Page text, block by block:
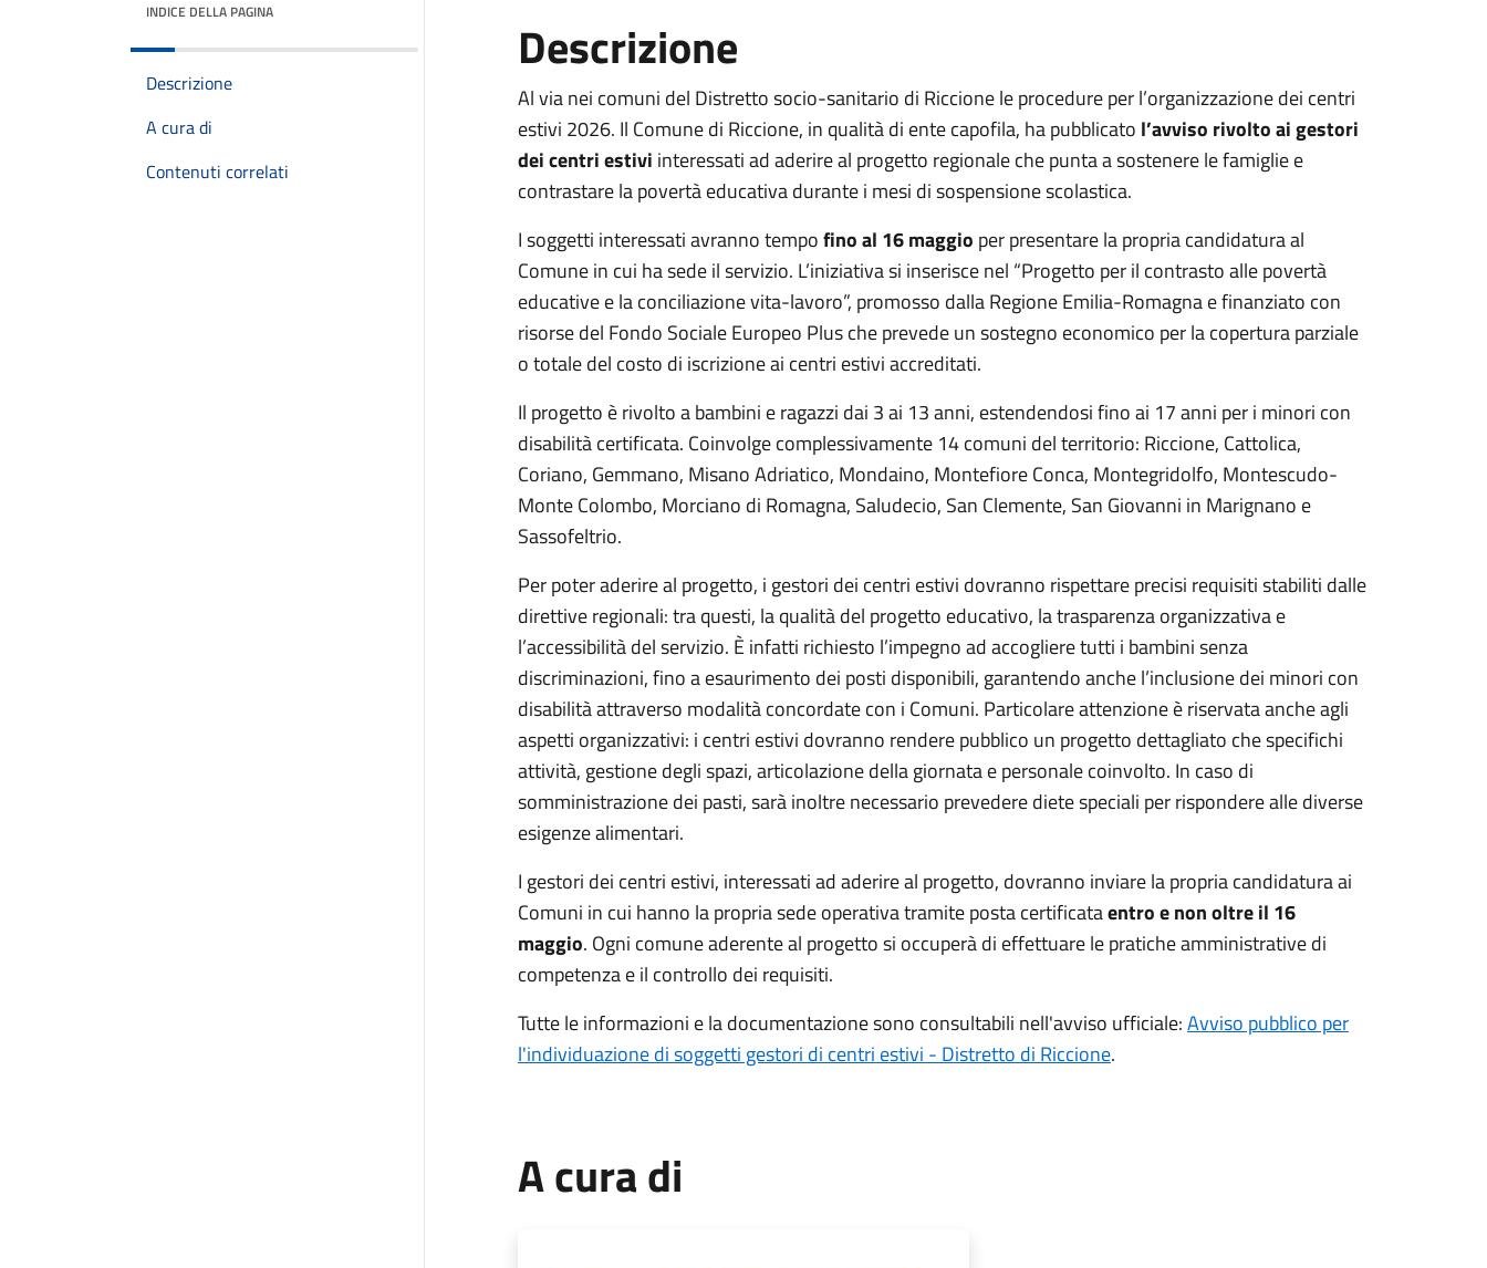
INDICE DELLA PAGINA
Descrizione
A cura di
Contenuti correlati
Descrizione
Al via nei comuni del Distretto socio-sanitario di Riccione le procedure per l’organizzazione dei centri
estivi 2026. Il Comune di Riccione, in qualità di ente capofila, ha pubblicato l’avviso rivolto ai gestori
dei centri estivi interessati ad aderire al progetto regionale che punta a sostenere le famiglie e
contrastare la povertà educativa durante i mesi di sospensione scolastica.
I soggetti interessati avranno tempofino al 16 maggio per presentare la propria candidatura al
Comune in cui ha sede il servizio. L’iniziativa si inserisce nel “Progetto per il contrasto alle povertà
educative e la conciliazione vita-lavoro”, promosso dalla Regione Emilia-Romagna e finanziato con
risorse del Fondo Sociale Europeo Plus che prevede un sostegno economico per la copertura parziale
o totale del costo di iscrizione ai centri estivi accreditati.
Il progetto è rivolto a bambini e ragazzi dai 3 ai 13 anni, estendendosi fino ai 17 anni per i minori con
disabilità certificata. Coinvolge complessivamente 14 comuni del territorio: Riccione, Cattolica,
Coriano, Gemmano, Misano Adriatico, Mondaino, Montefiore Conca, Montegridolfo, Montescudo-
Monte Colombo, Morciano di Romagna, Saludecio, San Clemente, San Giovanni in Marignano e
Sassofeltrio.
Per poter aderire al progetto, i gestori dei centri estivi dovranno rispettare precisi requisiti stabiliti dalle
direttive regionali: tra questi, la qualità del progetto educativo, la trasparenza organizzativa e
l’accessibilità del servizio. È infatti richiesto l’impegno ad accogliere tutti i bambini senza
discriminazioni, fino a esaurimento dei posti disponibili, garantendo anche l’inclusione dei minori con
disabilità attraverso modalità concordate con i Comuni. Particolare attenzione è riservata anche agli
aspetti organizzativi: i centri estivi dovranno rendere pubblico un progetto dettagliato che specifichi
attività, gestione degli spazi, articolazione della giornata e personale coinvolto. In caso di
somministrazione dei pasti, sarà inoltre necessario prevedere diete speciali per rispondere alle diverse
esigenze alimentari.
I gestori dei centri estivi, interessati ad aderire al progetto, dovranno inviare la propria candidatura ai
Comuni in cui hanno la propria sede operativa tramite posta certificataentro e non oltre il 16
maggio. Ogni comune aderente al progetto si occuperà di effettuare le pratiche amministrative di
competenza e il controllo dei requisiti.
Tutte le informazioni e la documentazione sono consultabili nell'avviso ufficiale:Avviso pubblico per
l'individuazione di soggetti gestori di centri estivi - Distretto di Riccione.
A cura di